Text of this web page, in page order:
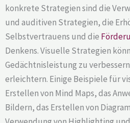
konkrete Strategien sind die
und auditiven Strategien, die
Selbstvertrauens und die
Denkens. Visuelle Strategien
Gedächtnisleistung zu
erleichtern. Einige Beispiele für
Erstellen von Mind Maps, das
Bildern, das Erstellen von